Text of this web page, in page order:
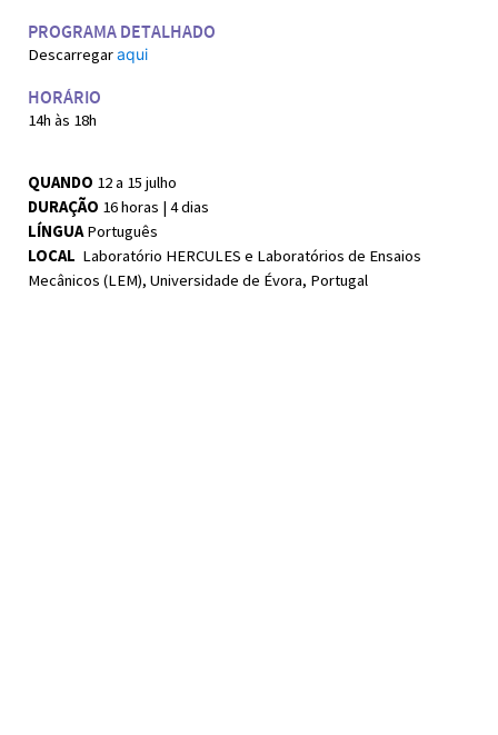
PROGRAMA DETALHADO
Descarregaraqui
HORÁRIO
14h às 18h
QUANDO 12 a 15 julho
DURAÇÃO 16 horas | 4 dias
LÍNGUAPortuguês
LOCAL Laboratório HERCULES e Laboratórios de Ensaios
Mecânicos (LEM), Universidade de Évora, Portugal